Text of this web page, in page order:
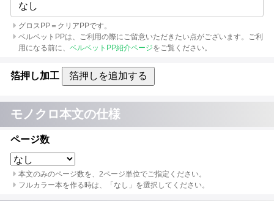
なし
グロスPP＝クリアPPです。
ベルベットPPは、ご利用の際にご留意いただきたい点がございます。ご利
用になる前に、 ベルベットPP紹介ページをご覧ください。
箔押し加工 箔押しを追加する
モノクロ本文の仕様
ページ数
本文のみのページ数を、2ページ単位でご指定ください。
フルカラー本を作る時は、「なし」を選択してください。